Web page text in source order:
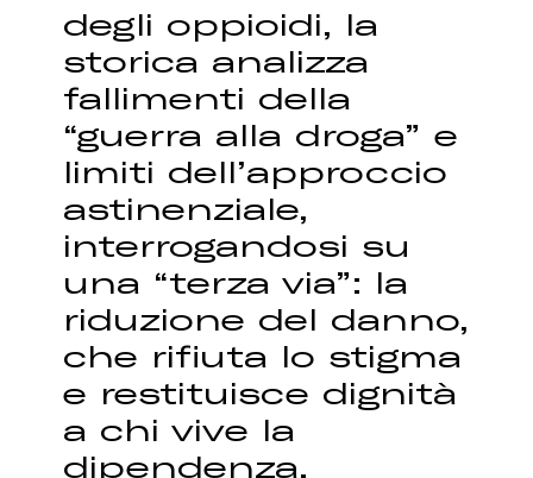
degli oppioidi, la
storica analizza
fallimenti della
“guerra alla droga” e
limiti dell’approccio
astinenziale,
interrogandosi su
una “terza via”: la
riduzione del danno,
che rifiuta lo stigma
e restituisce dignità
a chi vive la
dipendenza.